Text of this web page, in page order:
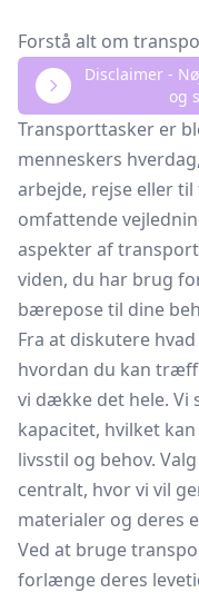
Forstå alt om
Disclaimer -
og
Transporttasker er
menneskers
arbejde, rejse eller
omfattende
aspekter af
viden, du har brug
bærepose til dine
Fra at diskutere
hvordan du kan
vi dække det hele. Vi
kapacitet, hvilket
livsstil og behov.
centralt, hvor vi vil
materialer og deres
Ved at bruge
forlænge deres